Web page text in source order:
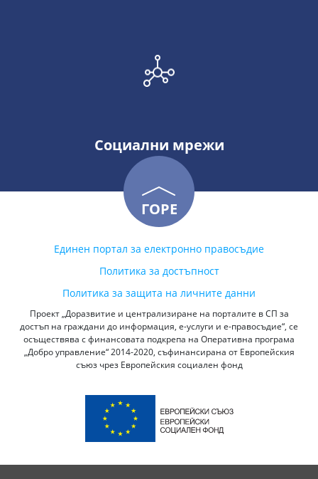
Социални мрежи
ГОРЕ
Единен портал за електронно правосъдие
Политика за достъпност
Политика за защита на личните данни
Проект „Доразвитие и централизиране на порталите в СП за
достъп на граждани до информация, е-услуги и е-правосъдие“, се
осъществява с финансовата подкрепа на Оперативна програма
„Добро управление“ 2014-2020, съфинансирана от Европейския
съюз чрез Европейския социален фонд